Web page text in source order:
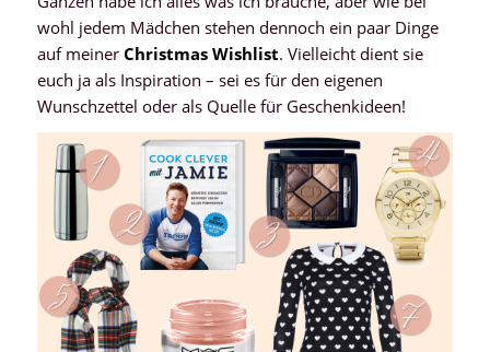
wohl jedem Mädchen stehen dennoch ein paar Dinge
auf meiner Christmas Wishlist. Vielleicht dient sie
euch ja als Inspiration – sei es für den eigenen
Wunschzettel oder als Quelle für Geschenkideen!